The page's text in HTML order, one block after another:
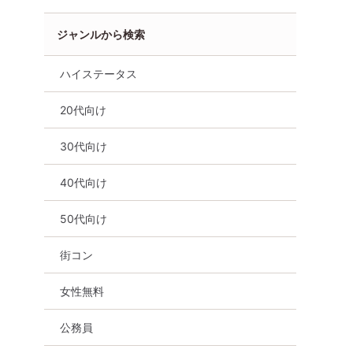
ジャンルから検索
ハイステータス
20代向け
30代向け
40代向け
50代向け
街コン
女性無料
公務員